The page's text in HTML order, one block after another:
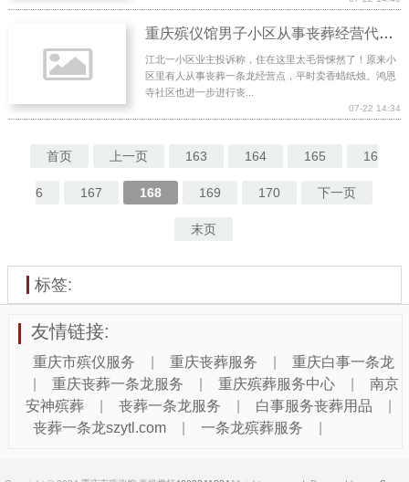
重庆殡仪馆男子小区从事丧葬经营代存骨灰 业主被吓不敢睡
江北一小区业主投诉称，住在这里太毛骨悚然了！原来小
区里有人从事丧葬一条龙经营点，平时卖香蜡纸烛。鸿恩
寺社区也进一步进行丧...
07-22 14:34
首页 上一页 163 164 165 16
6 167 168 169 170 下一页
末页
标签:
友情链接:
重庆市殡仪服务 重庆丧葬服务
重庆白事一条龙
重庆丧葬一条龙服务 重庆殡葬服务中心
南京
安神殡葬
丧葬一条龙服务 白事服务丧葬用品
丧葬一条龙szytl.com
一条龙殡葬服务